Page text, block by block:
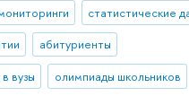
статистические
абитуриенты
вузы
олимпиады школьников